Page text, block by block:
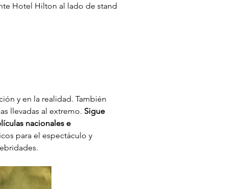
Hotel Hilton al lado de stand
y en la realidad. También
llevadas al extremo. Sigue
nacionales e
para el espectáculo y